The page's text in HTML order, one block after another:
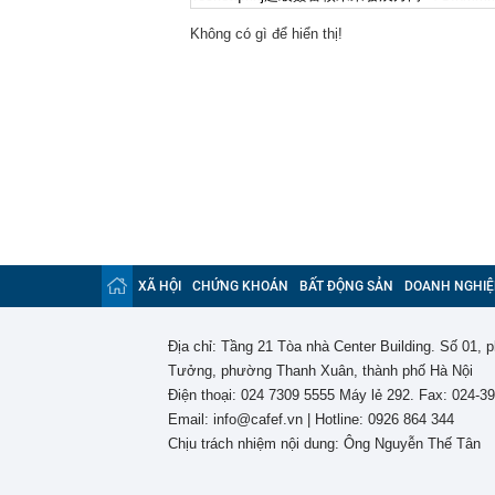
mặt 5.000 tỷ
11:51
Láng giềng
thác với chi
11:45
Một tập đoàn
nửa tổng tài
5.000 tỷ đồng
11:43
Mua căn hộ
khoản tiền
11:40
Công an
Không có gì để hiển thị!
XÃ HỘI CHỨNG KHOÁN BẤT ĐỘNG SẢN DOANH
Địa chỉ: Tầng 21 Tòa nhà Center Building. Số 01,
Tưởng, phường Thanh Xuân, thành phố Hà Nội
Điện thoại: 024 7309 5555 Máy lẻ 292. Fax: 024-
Email: info@cafef.vn | Hotline: 0926 864 344
Chịu trách nhiệm nội dung: Ông Nguyễn Thế Tân